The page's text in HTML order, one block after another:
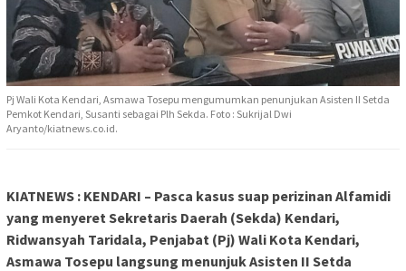
Pj Wali Kota Kendari, Asmawa Tosepu mengumumkan penunjukan Asisten II Setda
Pemkot Kendari, Susanti sebagai Plh Sekda. Foto : Sukrijal Dwi
Aryanto/kiatnews.co.id.
KIATNEWS : KENDARI – Pasca kasus suap perizinan Alfamidi
yang menyeret Sekretaris Daerah (Sekda) Kendari,
Ridwansyah Taridala, Penjabat (Pj) Wali Kota Kendari,
Asmawa Tosepu langsung menunjuk Asisten II Setda